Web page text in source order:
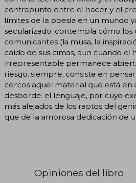
contrapunto entre el hacer y el
límites de la poesía en un mundo
secularizado; contempla cómo los
comunicantes (la musa, la
caído de sus cimas, aun cuando el
irrepresentable permanece
riesgo, siempre, consiste en
cercos aquel material que está en
desborde: el lenguaje, por cuyo
más alejados de los raptos del
que de la amorosa dedicación de
Opiniones del libro